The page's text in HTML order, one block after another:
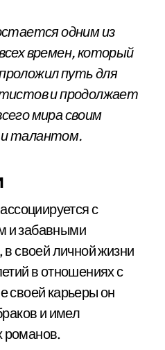
одним из
времен, который
путь для
и продолжает
мира своим
талантом.
с
и забавными
своей личной жизни
в отношениях с
своей карьеры он
и имел
романов.